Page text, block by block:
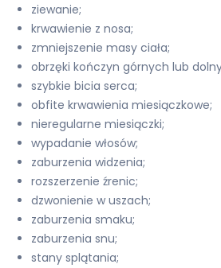
ziewanie;
krwawienie z nosa;
zmniejszenie masy ciała;
obrzęki kończyn górnych lub
szybkie bicia serca;
obfite krwawienia miesiączkowe;
nieregularne miesiączki;
wypadanie włosów;
zaburzenia widzenia;
rozszerzenie źrenic;
dzwonienie w uszach;
zaburzenia smaku;
zaburzenia snu;
stany splątania;